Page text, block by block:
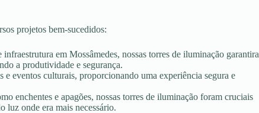
projetos bem-sucedidos:
infraestrutura em Mossâmedes, nossas torres de iluminação
a produtividade e segurança.
e eventos culturais, proporcionando uma experiência segura e
enchentes e apagões, nossas torres de iluminação foram cruciais
luz onde era mais necessário.